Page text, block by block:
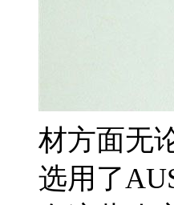
材方面无
选用了